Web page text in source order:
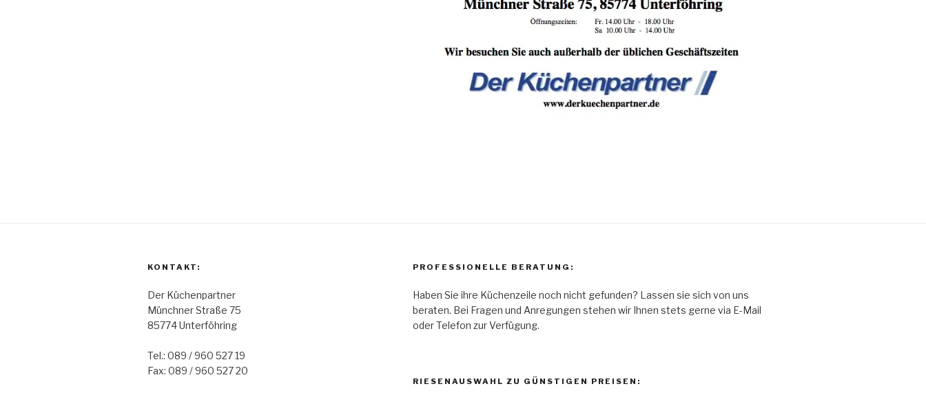
KONTAKT:
Der Küchenpartner
Münchner Straße 75
85774 Unterföhring
Tel.: 089 / 960 527 19
Fax: 089 / 960 527 20
PROFESSIONELLE BERATUNG:
Haben Sie ihre Küchenzeile noch nicht gefunden? Lassen sie sich von uns
beraten. Bei Fragen und Anregungen stehen wir Ihnen stets gerne via E-Mail
oder Telefon zur Verfügung.
RIESENAUSWAHL ZU GÜNSTIGEN PREISEN: